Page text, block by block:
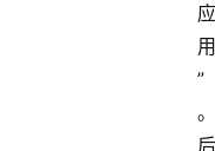
应
用
”
。
后